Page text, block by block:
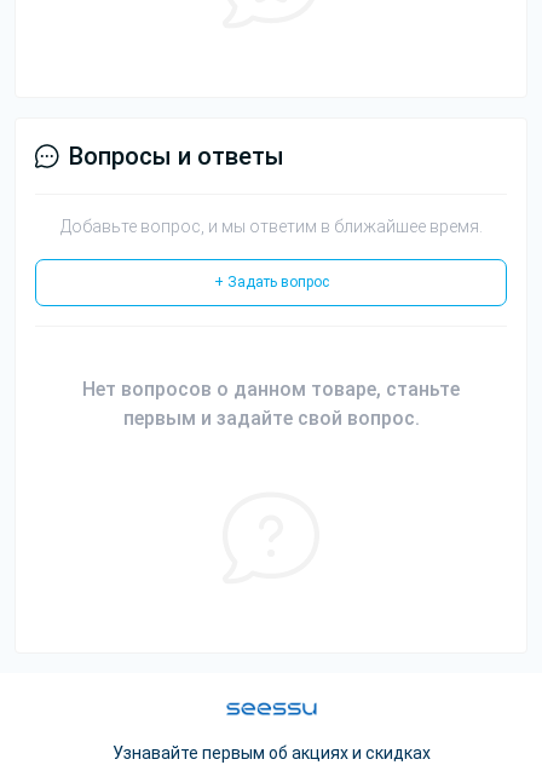
Вопросы и ответы
Добавьте вопрос, и мы ответим в ближайшее время.
+ Задать вопрос
Нет вопросов о данном товаре, станьте
первым и задайте свой вопрос.
Узнавайте первым об акциях и скидках